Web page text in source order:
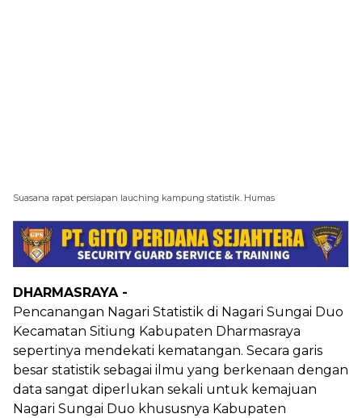
Suasana rapat persiapan lauching kampung statistik. Humas
DHARMASRAYA -
Pencanangan Nagari Statistik di Nagari Sungai Duo
Kecamatan Sitiung Kabupaten Dharmasraya
sepertinya mendekati kematangan. Secara garis
besar statistik sebagai ilmu yang berkenaan dengan
data sangat diperlukan sekali untuk kemajuan
Nagari Sungai Duo khususnya Kabupaten